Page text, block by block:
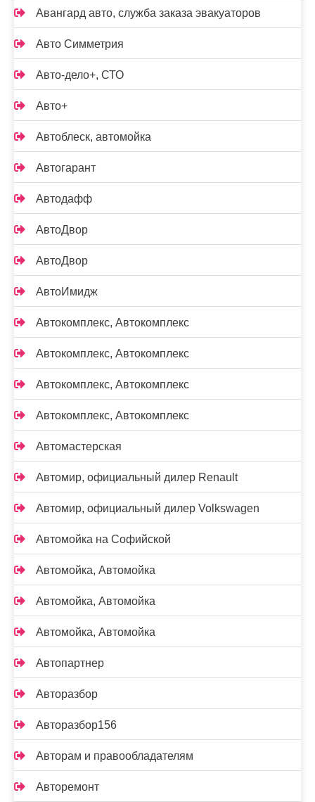
Авангард авто, служба заказа эвакуаторов
Авто Симметрия
Авто-дело+, СТО
Авто+
Автоблеск, автомойка
Автогарант
Автодафф
АвтоДвор
АвтоДвор
АвтоИмидж
Автокомплекс, Автокомплекс
Автокомплекс, Автокомплекс
Автокомплекс, Автокомплекс
Автокомплекс, Автокомплекс
Автомастерская
Автомир, официальный дилер Renault
Автомир, официальный дилер Volkswagen
Автомойка на Софийской
Автомойка, Автомойка
Автомойка, Автомойка
Автомойка, Автомойка
Автопартнер
Авторазбор
Авторазбор156
Авторам и правообладателям
Авторемонт